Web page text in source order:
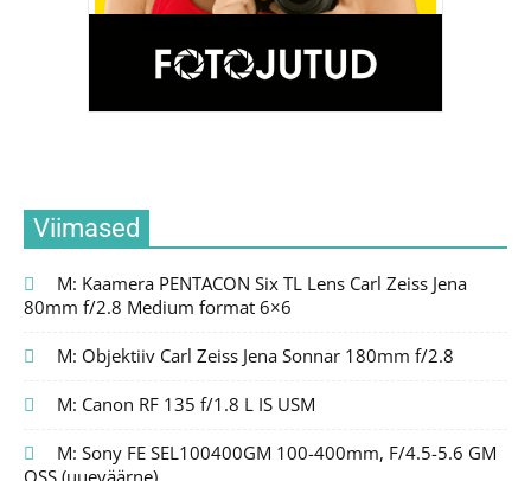
Viimased
M: Kaamera PENTACON Six TL Lens Carl Zeiss Jena
80mm f/2.8 Medium format 6×6
M: Objektiiv Carl Zeiss Jena Sonnar 180mm f/2.8
M: Canon RF 135 f/1.8 L IS USM
M: Sony FE SEL100400GM 100-400mm, F/4.5-5.6 GM